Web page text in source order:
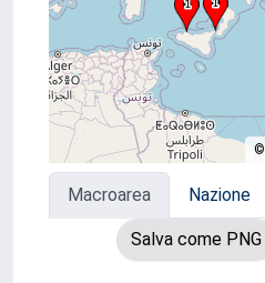
©
Macroarea Nazione
Salva come PNG